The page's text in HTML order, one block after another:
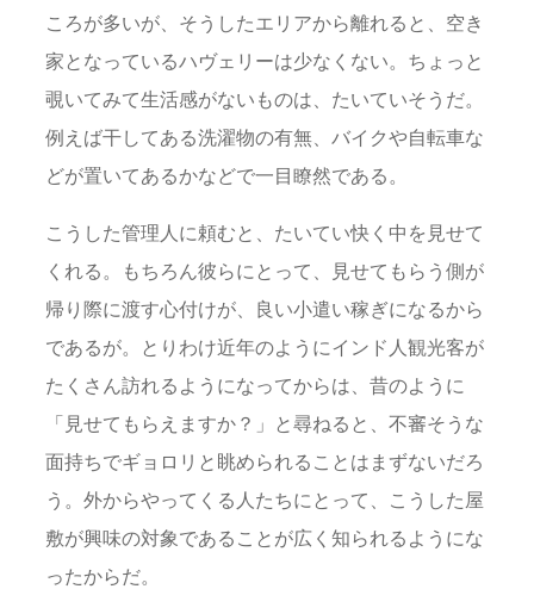
ころが多いが、そうしたエリアから離れると、空き
家となっているハヴェリーは少なくない。ちょっと
覗いてみて生活感がないものは、たいていそうだ。
例えば干してある洗濯物の有無、バイクや自転車な
どが置いてあるかなどで一目瞭然である。
こうした管理人に頼むと、たいてい快く中を見せて
くれる。もちろん彼らにとって、見せてもらう側が
帰り際に渡す心付けが、良い小遣い稼ぎになるから
であるが。とりわけ近年のようにインド人観光客が
たくさん訪れるようになってからは、昔のように
「見せてもらえますか？」と尋ねると、不審そうな
面持ちでギョロリと眺められることはまずないだろ
う。外からやってくる人たちにとって、こうした屋
敷が興味の対象であることが広く知られるようにな
ったからだ。